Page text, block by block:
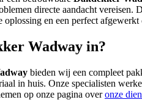
directe aandacht
oplossing en een perfect afgewerkt
Wadway in?
bieden wij een compleet
in huis. Onze specialisten
op onze pagina overonze